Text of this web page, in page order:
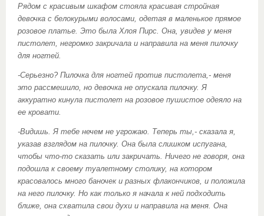
Рядом с красивым шкафом стояла красивая стройная
девочка с белокурыми волосами, одетая в маленькое прямое
розовое платье. Это была Хлоя Пирс. Она, увидев у меня
пистолет, негромко закричала и направила на меня пилочку
для ногтей.
-Серьезно? Пилочка для ногтей против пистолета,- меня
это рассмешило, но девочка не опускала пилочку. Я
аккуратно кинула пистолет на розовое пушистое одеяло на
ее кровати.
-Видишь. Я тебе нечем не угрожаю. Теперь ты,- сказала я,
указав взглядом на пилочку. Она была слишком испугана,
чтобы что-то сказать или закричать. Ничего не говоря, она
подошла к своему туалетному столику, на котором
красовалось много баночек и разных флакончиков, и положила
на него пилочку. Но как только я начала к ней подходить
ближе, она схватила свои духи и направила на меня. Она